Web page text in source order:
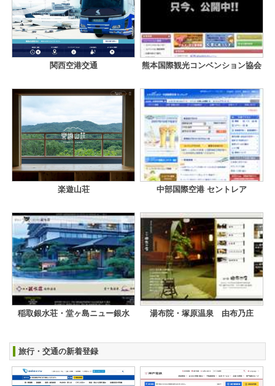
関西空港交通 熊本国際観光コンベンション協会
楽遊山荘 中部国際空港 セントレア
稲取銀水荘・堂ヶ島ニュー銀水 湯布院・塚原温泉 由布乃庄
旅行・交通の新着登録